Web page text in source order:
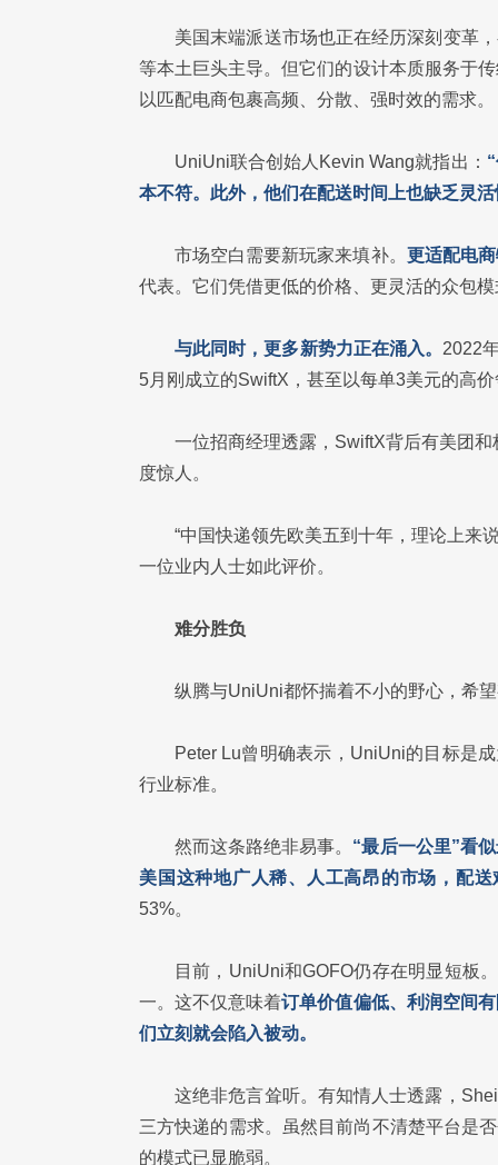
美国末端派送市场也正在经历深刻变革
等本土巨头主导。但它们的设计本质服务于
以匹配电商包裹高频、分散、强时效的需求。
UniUni联合创始人Kevin Wang就指出：
本不符。此外，他们在配送时间上也缺乏灵
市场空白需要新玩家来填补。 更适配电
代表。它们凭借更低的价格、更灵活的众包
与此同时，更多新势力正在涌入。 2022
5月刚成立的SwiftX，甚至以每单3美元的高
一位招商经理透露，SwiftX背后有美团
度惊人。
“中国快递领先欧美五到十年，理论上来
一位业内人士如此评价。
难分胜负
纵腾与UniUni都怀揣着不小的野心，希
Peter Lu曾明确表示，UniUni的目标是
行业标准。
然而这条路绝非易事。 “最后一公里”看
美国这种地广人稀、人工高昂的市场，配
53%。
目前，UniUni和GOFO仍存在明显短板
一。这不仅意味着订单价值偏低、利润空间
们立刻就会陷入被动。
这绝非危言耸听。有知情人士透露，
三方快递的需求。虽然目前尚不清楚平台是
的模式已显脆弱。